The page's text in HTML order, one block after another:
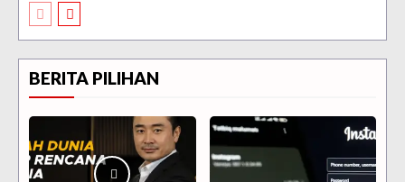
BERITA PILIHAN